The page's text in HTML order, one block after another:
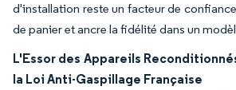
d'installation reste un facteur de
de panier et ancre la fidélité dans un
L'Essor des Appareils
la Loi Anti-Gaspillage Française